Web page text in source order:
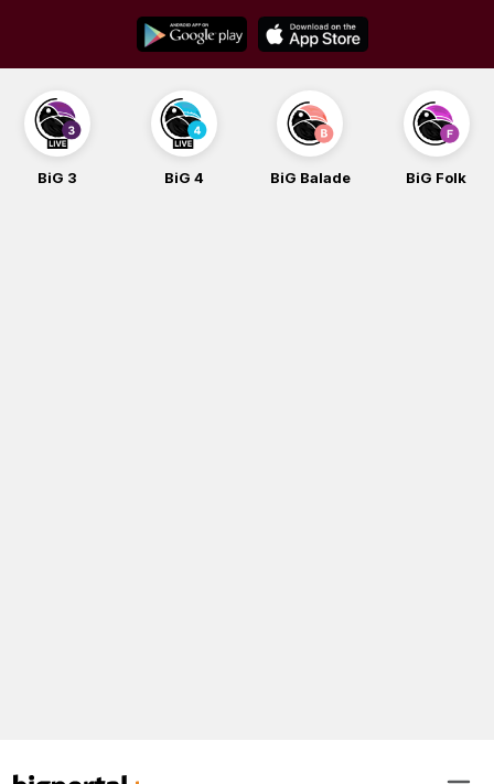
content
BiG 3 BiG 4 BiG Balade BiG Folk